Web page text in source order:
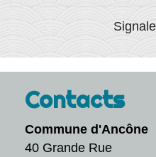
Contacts
Commune d'Ancône
40 Grande Rue